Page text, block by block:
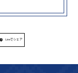
Lineでシェア